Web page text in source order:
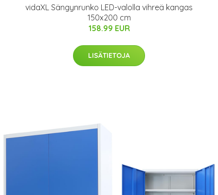
vidaXL Sängynrunko LED-valolla vihreä kangas
150x200 cm
158.99 EUR
LISÄTIETOJA